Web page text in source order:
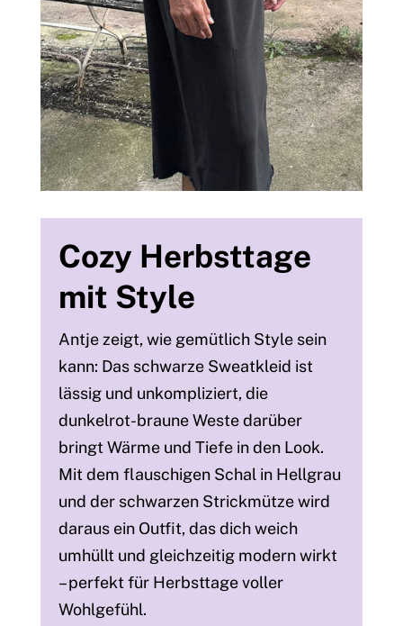
Cozy Herbsttage
mit Style
Antje zeigt, wie gemütlich Style sein
kann: Das schwarze Sweatkleid ist
lässig und unkompliziert, die
dunkelrot-braune Weste darüber
bringt Wärme und Tiefe in den Look.
Mit dem flauschigen Schal in Hellgrau
und der schwarzen Strickmütze wird
daraus ein Outfit, das dich weich
umhüllt und gleichzeitig modern wirkt
– perfekt für Herbsttage voller
Wohlgefühl.